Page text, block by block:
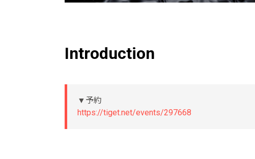
Introduction
▼予約
https://tiget.net/events/297668